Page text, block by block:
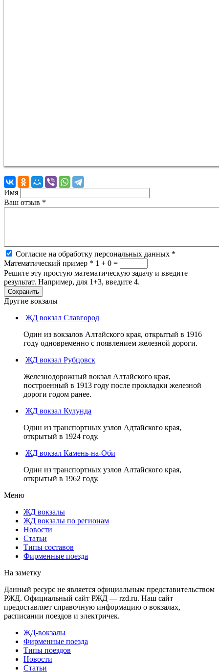
Имя
Ваш отзыв *
Согласие на обработку персональных данных *
Математический пример * 1 + 0 =
Решите эту простую математическую задачу и введите
результат. Например, для 1+3, введите 4.
Другие вокзалы
ЖД вокзал Славгород
Один из вокзалов Алтайского края, открытый в 1916
году одновременно с появлением железной дороги.
ЖД вокзал Рубцовск
Железнодорожный вокзал Алтайского края,
построенный в 1913 году после прокладки железной
дороги годом ранее.
ЖД вокзал Кулунда
Один из транспортных узлов Адтайского края,
открытый в 1924 году.
ЖД вокзал Камень-на-Оби
Один из транспортных узлов Алтайского края,
открытый в 1962 году.
Меню
ЖД вокзалы
ЖД вокзалы по регионам
Новости
Статьи
Типы составов
Фирменные поезда
На заметку
Данный ресурс не является официальным представительством
РЖД. Официальный сайт РЖД — rzd.ru. Наш сайт
предоставляет справочную информацию о вокзалах,
расписании поездов и электричек.
ЖД-вокзалы
Фирменные поезда
Типы поездов
Новости
Статьи